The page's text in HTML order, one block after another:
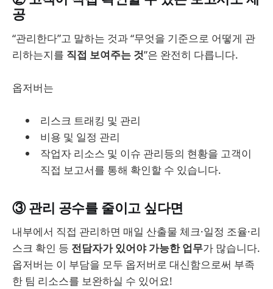
공
“관리한다”고 말하는 것과 “무엇을 기준으로 어떻게 관
리하는지를 직접 보여주는 것”은 완전히 다릅니다.
옵저버는
리스크 트래킹 및 관리
비용 및 일정 관리
작업자 리소스 및 이슈 관리등의 현황을 고객이
직접 보고서를 통해 확인할 수 있습니다.
③ 관리 공수를 줄이고 싶다면
내부에서 직접 관리하면 매일 산출물 체크·일정 조율·리
스크 확인 등 전담자가 있어야 가능한 업무가 많습니다.
옵저버는 이 부담을 모두 옵저버로 대신함으로써 부족
한 팀 리소스를 보완하실 수 있어요!